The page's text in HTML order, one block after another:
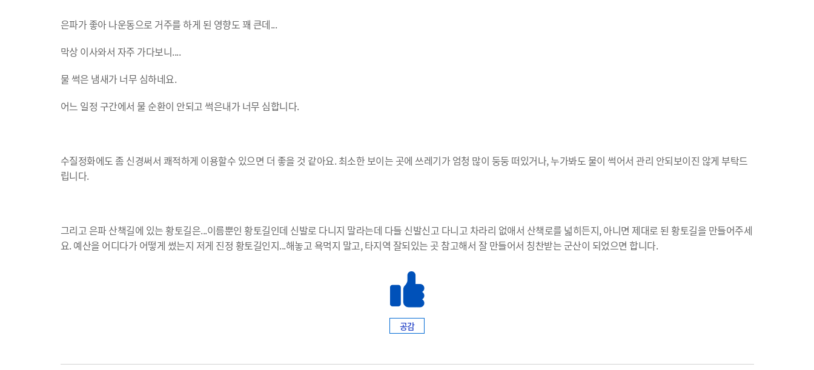
은파가 좋아 나운동으로 거주를 하게 된 영향도 꽤 큰데...
막상 이사와서 자주 가다보니....
물 썩은 냄새가 너무 심하네요.
어느 일정 구간에서 물 순환이 안되고 썩은내가 너무 심합니다.
수질정화에도 좀 신경써서 쾌적하게 이용할수 있으면 더 좋을 것 같아요. 최소한 보이는 곳에 쓰레기가 엄청 많이 둥둥 떠있거나, 누가봐도 물이 썩어서 관리 안되보이진 않게 부탁드
립니다.
그리고 은파 산책길에 있는 황토길은...이름뿐인 황토길인데 신발로 다니지 말라는데 다들 신발신고 다니고 차라리 없애서 산책로를 넓히든지, 아니면 제대로 된 황토길을 만들어주세
요. 예산을 어디다가 어떻게 썼는지 저게 진정 황토길인지...해놓고 욕먹지 말고, 타지역 잘되있는 곳 참고해서 잘 만들어서 칭찬받는 군산이 되었으면 합니다.
공감